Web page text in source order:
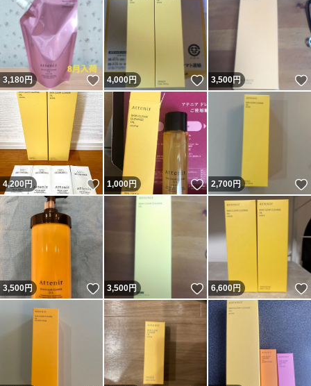
3,180円 いいね！
4,000円 いいね！
3,500円
4,200円 いいね！
1,000円 いいね！
2,700円
3,500円 いいね！
3,500円 いいね！
6,600円